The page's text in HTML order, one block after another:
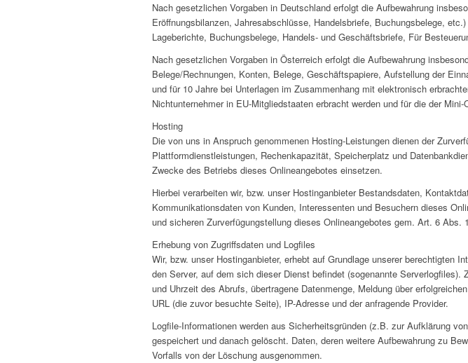
Nach gesetzlichen Vorgaben in Deutschland erfolgt die Aufbewahrung
Eröffnungsbilanzen, Jahresabschlüsse, Handelsbriefe, Buchungsbelege,
Lageberichte, Buchungsbelege, Handels- und Geschäftsbriefe, Für
Nach gesetzlichen Vorgaben in Österreich erfolgt die Aufbewahrung
Belege/Rechnungen, Konten, Belege, Geschäftspapiere, Aufstellung der
und für 10 Jahre bei Unterlagen im Zusammenhang mit elektronisch
Nichtunternehmer in EU-Mitgliedstaaten erbracht werden und für die der
Hosting
Die von uns in Anspruch genommenen Hosting-Leistungen dienen der
Plattformdienstleistungen, Rechenkapazität, Speicherplatz und
Zwecke des Betriebs dieses Onlineangebotes einsetzen.
Hierbei verarbeiten wir, bzw. unser Hostinganbieter Bestandsdaten,
Kommunikationsdaten von Kunden, Interessenten und Besuchern dieses
und sicheren Zurverfügungstellung dieses Onlineangebotes gem. Art. 6
Erhebung von Zugriffsdaten und Logfiles
Wir, bzw. unser Hostinganbieter, erhebt auf Grundlage unserer berechtigten
den Server, auf dem sich dieser Dienst befindet (sogenannte
und Uhrzeit des Abrufs, übertragene Datenmenge, Meldung über
URL (die zuvor besuchte Seite), IP-Adresse und der anfragende Provider.
Logfile-Informationen werden aus Sicherheitsgründen (z.B. zur Aufklärung
gespeichert und danach gelöscht. Daten, deren weitere Aufbewahrung zu
Vorfalls von der Löschung ausgenommen.